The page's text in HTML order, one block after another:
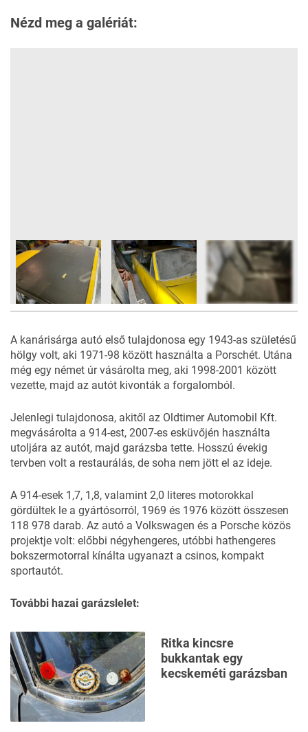
Nézd meg a galériát:
A kanárisárga autó első tulajdonosa egy 1943-as születésű
hölgy volt, aki 1971-98 között használta a Porschét. Utána
még egy német úr vásárolta meg, aki 1998-2001 között
vezette, majd az autót kivonták a forgalomból.
Jelenlegi tulajdonosa, akitől az Oldtimer Automobil Kft.
megvásárolta a 914-est, 2007-es esküvőjén használta
utoljára az autót, majd garázsba tette. Hosszú évekig
tervben volt a restaurálás, de soha nem jött el az ideje.
A 914-esek 1,7, 1,8, valamint 2,0 literes motorokkal
gördültek le a gyártósorról, 1969 és 1976 között összesen
118 978 darab. Az autó a Volkswagen és a Porsche közös
projektje volt: előbbi négyhengeres, utóbbi hathengeres
bokszermotorral kínálta ugyanazt a csinos, kompakt
sportautót.
További hazai garázslelet:
Ritka kincsre
bukkantak egy
kecskeméti garázsban